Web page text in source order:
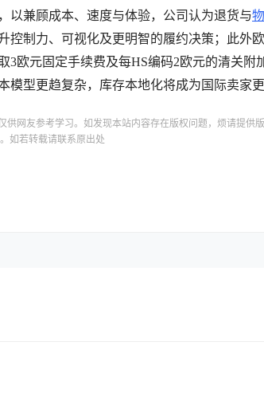
以兼顾成本、速度与体验，公司认为退货与
控制力、可视化及更明智的履约决策；此外
3欧元固定手续费及每HS编码2欧元的清关附
型更趋复杂，库存本地化将成为国际卖家更
供网友参考学习。如发现本站内容存在版权问题，烦请提供
如若转载请联系原出处